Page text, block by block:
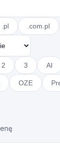
.pl .com.pl
2 3 AI
OZE